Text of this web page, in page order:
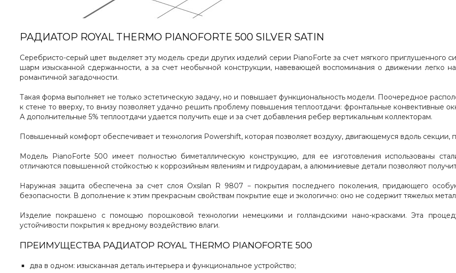
РАДИАТОР ROYAL THERMO PIANOFORTE 500 SILVER SATIN
Серебристо-серый цвет выделяет эту модель среди других изделий серии PianoForte за счет мягкого приглушенного
шарм изысканной сдержанности, а за счет необычной конструкции, навевающей воспоминания о движении легко
романтичной загадочности.
Такая форма выполняет не только эстетическую задачу, но и повышает функциональность модели. Поочередное
к стене то вверху, то внизу позволяет удачно решить проблему повышения теплоотдачи: фронтальные конвективные
А дополнительные 5% теплоотдачи удается получить еще и за счет добавления ребер вертикальным коллекторам.
Повышенный комфорт обеспечивает и технология Powershift, которая позволяет воздуху, двигающемуся вдоль секции,
Модель PianoForte 500 имеет полностью биметаллическую конструкцию, для ее изготовления использованы
отличаются повышенной стойкостью к коррозийным явлениям и гидроударам, а алюминиевые детали позволяют
Наружная защита обеспечена за счет слоя Oxsilan R 9807 − покрытия последнего поколения, придающего
безопасности. В дополнение к этим прекрасным свойствам покрытие еще и экологично: оно не содержит тяжелых
Изделие покрашено с помощью порошковой технологии немецкими и голландскими нано-красками. Эта
устойчивости покрытия к вредному воздействию влаги.
ПРЕИМУЩЕСТВА РАДИАТОР ROYAL THERMO PIANOFORTE 500
два в одном: изысканная деталь интерьера и функциональное устройство;